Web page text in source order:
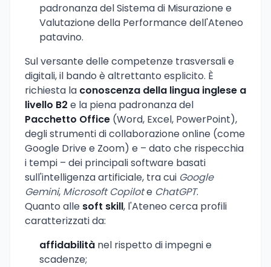
padronanza del Sistema di Misurazione e
Valutazione della Performance dell'Ateneo
patavino.
Sul versante delle competenze trasversali e
digitali, il bando è altrettanto esplicito. È
richiesta la conoscenza della lingua inglese a
livello B2 e la piena padronanza del
Pacchetto Office (Word, Excel, PowerPoint),
degli strumenti di collaborazione online (come
Google Drive e Zoom) e – dato che rispecchia
i tempi – dei principali software basati
sull'intelligenza artificiale, tra cui Google
Gemini, Microsoft Copilote ChatGPT.
Quanto alle soft skill, l'Ateneo cerca profili
caratterizzati da:
affidabilità nel rispetto di impegni e
scadenze;